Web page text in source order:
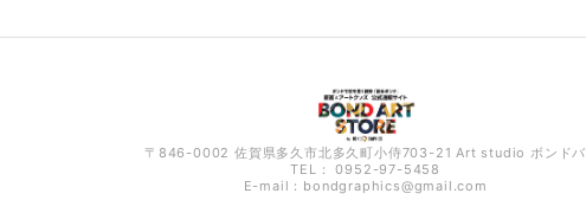
〒846-0002 佐賀県多久市北多久町小侍703-21 Art studio ボンドバ
TEL： 0952-97-5458
E-mail： bondgraphics@gmail.com